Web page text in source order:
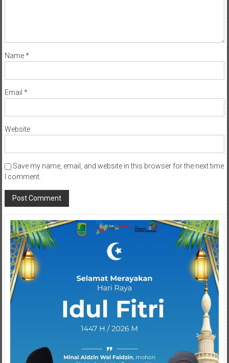
Name*
Email *
Website
Save my name, email, and website in this browser for the next time
I comment.